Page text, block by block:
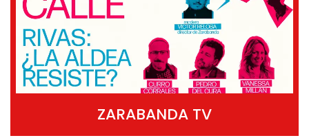
ZARABANDA TV